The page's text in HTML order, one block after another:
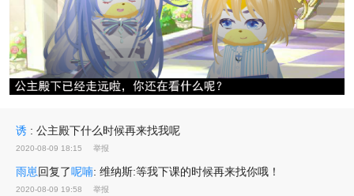
诱 : 公主殿下什么时候再来找我呢
2020-08-09 18:15 举报
雨崽回复了呢喃: 维纳斯:等我下课的时候再来找你哦！
2020-08-09 19:58 举报